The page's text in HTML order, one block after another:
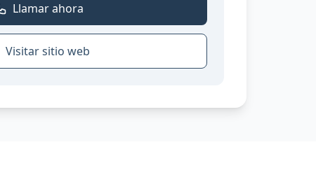
Llamar ahora
Visitar sitio web